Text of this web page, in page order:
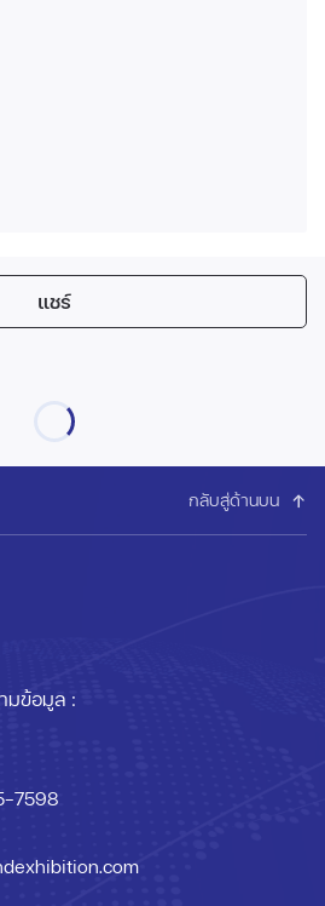
แชร์
กลับสู่ด้านบน
มข้อมูล :
7598